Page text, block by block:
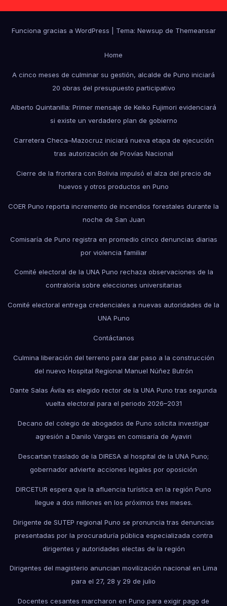
Funciona gracias a WordPress Tema: Newsup de Themeansar
Home
A cinco meses de culminar su gestión, alcalde de Puno iniciará
20 obras del presupuesto participativo
Alberto Quintanilla: Primer mensaje de Keiko Fujimori evidenciará
si existe un verdadero plan de gobierno
Carretera Checa–Mazocruz iniciará nueva etapa de ejecución
tras autorización de Provías Nacional
Cierre de la frontera con Bolivia impulsó el alza del precio de
huevos y otros productos en Puno
COER Puno reporta incremento de incendios forestales durante la
noche de San Juan
Comisaría de Puno registra en promedio cinco denuncias diarias
por violencia familiar
Comité electoral de la UNA Puno rechaza observaciones de la
contraloría sobre elecciones universitarias
Comité electoral entrega credenciales a nuevas autoridades de la
UNA Puno
Contáctanos
Culmina liberación del terreno para dar paso a la construcción
del nuevo Hospital Regional Manuel Núñez Butrón
Dante Salas Ávila es elegido rector de la UNA Puno tras segunda
vuelta electoral para el periodo 2026–2031
Decano del colegio de abogados de Puno solicita investigar
agresión a Danilo Vargas en comisaría de Ayaviri
Descartan traslado de la DIRESA al hospital de la UNA Puno;
gobernador advierte acciones legales por oposición
DIRCETUR espera que la afluencia turística en la región Puno
llegue a dos millones en los próximos tres meses.
Dirigente de SUTEP regional Puno se pronuncia tras denuncias
presentadas por la procuraduría pública especializada contra
dirigentes y autoridades electas de la región
Dirigentes del magisterio anuncian movilización nacional en Lima
para el 27, 28 y 29 de julio
Docentes cesantes marcharon en Puno para exigir pago de